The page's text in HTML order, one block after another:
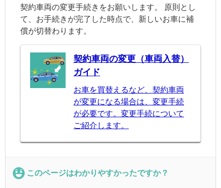
契約車両の変更手続きをお願いします。 原則とし
て、お手続きが完了した時点で、新しいお車に補
償が切替わります。
契約車両の変更（車両入替）
ガイド
お車を買替えるなど、契約車両
が変更になる場合は、変更手続
が必要です。変更手続について
ご紹介します。
このページはわかりやすかったですか？